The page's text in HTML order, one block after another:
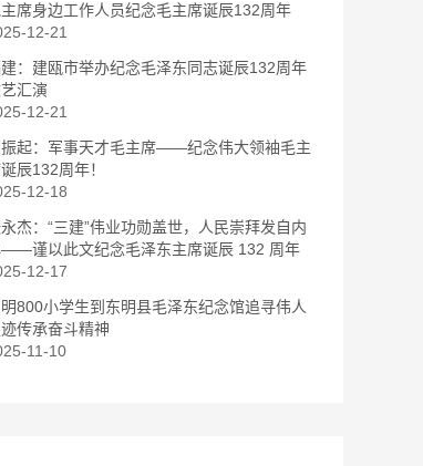
席身边工作人员纪念毛主席诞辰132周年
12-21
：建瓯市举办纪念毛泽东同志诞辰132周年
汇演
12-21
起：军事天才毛主席——纪念伟大领袖毛主
辰132周年！
12-18
杰：“三建”伟业功勋盖世，人民崇拜发自内
——谨以此文纪念毛泽东主席诞辰 132 周年
12-17
800小学生到东明县毛泽东纪念馆追寻伟人
迹传承奋斗精神
11-10